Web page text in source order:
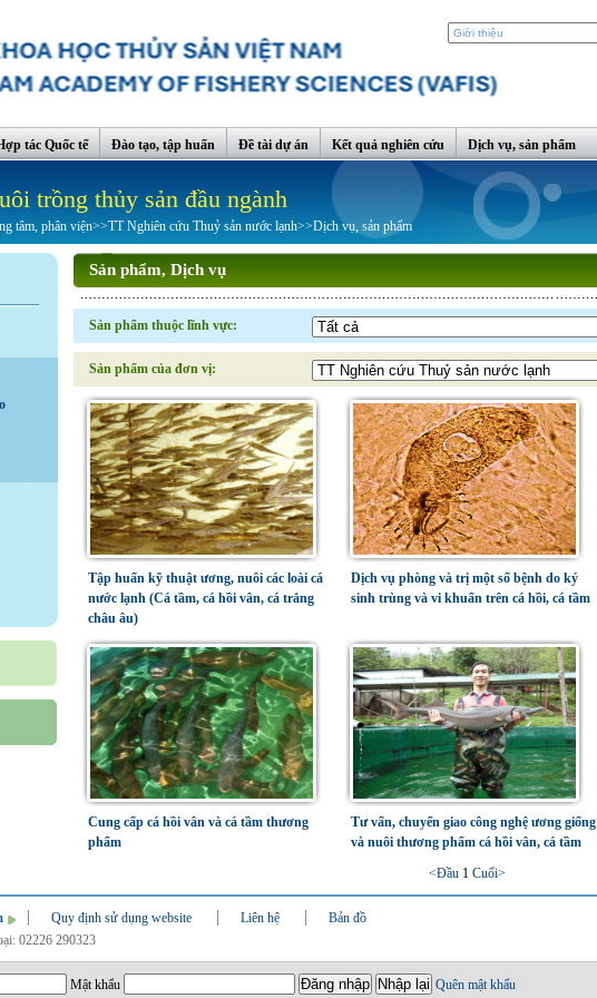
tác Quốc tế Đào tạo, tập huấn Đề tài dự án Kết quả nghiên cứu Dịch vụ, sản phẩm
trồng thủy sản đầu ngành
tâm, phân viện>>TT Nghiên cứu Thuỷ sản nước lạnh>>Dịch vụ, sản phẩm
Sản phẩm, Dịch vụ
Sản phẩm thuộc lĩnh vực:
Sản phẩm của đơn vị:
Tập huấn kỹ thuật ương, nuôi các loài cá
nước lạnh (Cá tầm, cá hồi vân, cá trắng
châu âu)
Dịch vụ phòng và trị một số bệnh do ký
sinh trùng và vi khuẩn trên cá hồi, cá tầm
Cung cấp cá hồi vân và cá tầm thương
phẩm
Tư vấn, chuyển giao công nghệ ương giống
và nuôi thương phẩm cá hồi vân, cá tầm
<Đầu 1 Cuối>
Quy định sử dụng website Liên hệ
Bản đồ
02226 290323
Mật khẩu Quên mật khẩu